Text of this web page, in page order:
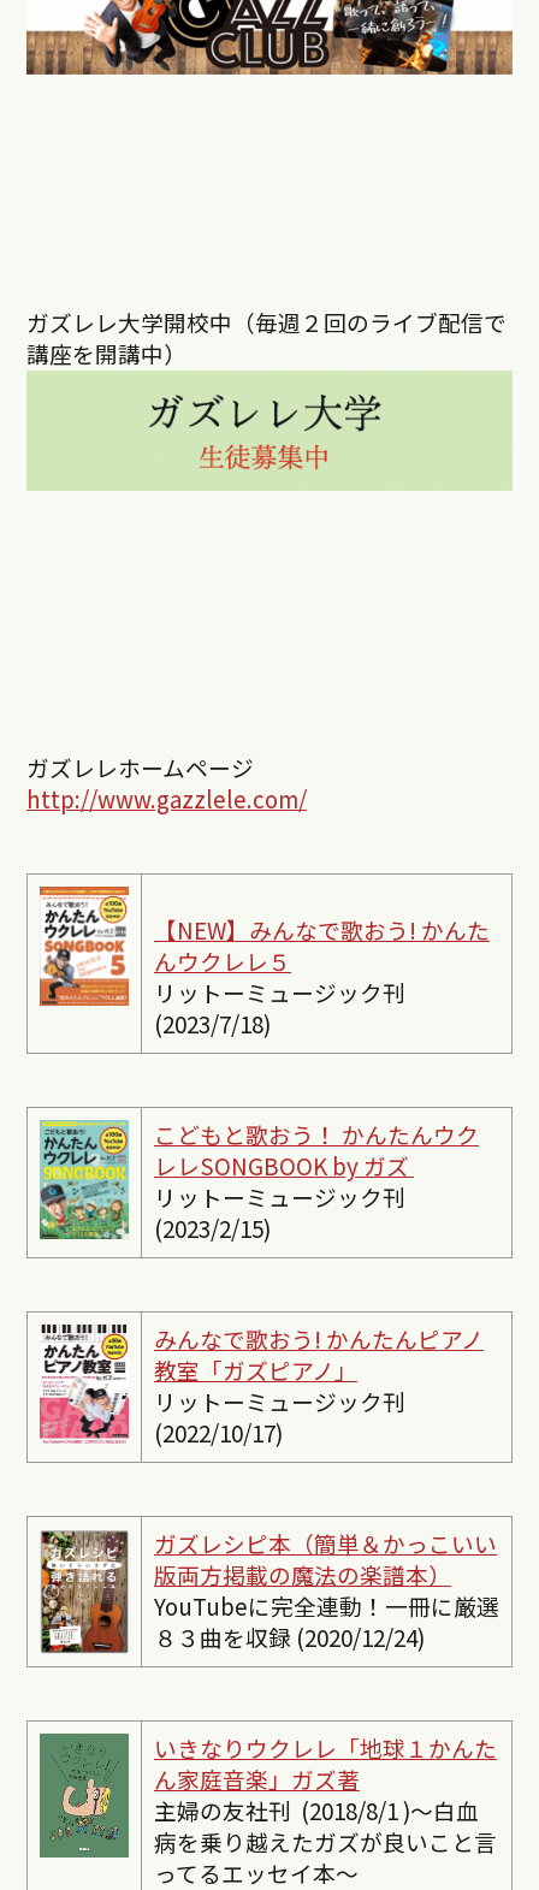
ガズレレ大学開校中（毎週２回のライブ配信で
講座を開講中）
ガズレレホームページ
http://www.gazzlele.com/
【NEW】みんなで歌おう! かんた
んウクレレ５
リットーミュージック刊
(2023/7/18)
こどもと歌おう！ かんたんウク
レレSONGBOOK by ガズ
リットーミュージック刊
(2023/2/15)
みんなで歌おう! かんたんピアノ
教室「ガズピアノ」
リットーミュージック刊
(2022/10/17)
ガズレシピ本（簡単＆かっこいい
版両方掲載の魔法の楽譜本）
YouTubeに完全連動！一冊に厳選
８３曲を収録 (2020/12/24)
いきなりウクレレ「地球１かんた
ん家庭音楽」ガズ著
主婦の友社刊 (2018/8/1 )〜白血
病を乗り越えたガズが良いこと言
ってるエッセイ本〜